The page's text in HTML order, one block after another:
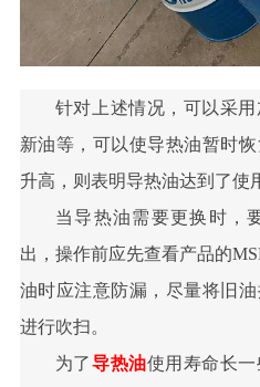
针对上述情况，可以采
新油等，可以使导热油暂时
升高，则表明导热油达到了使
当导热油需要更换时，
出，操作前应先查看产品的
油时应注意防漏，尽量将旧
进行吹扫。
为了导热油使用寿命长